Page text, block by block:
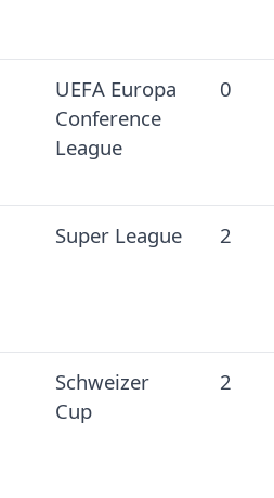
UEFA Europa
Conference
League
0
Super League 2
Schweizer
Cup
2